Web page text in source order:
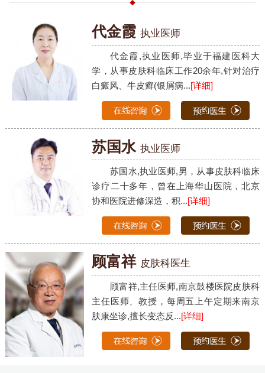
代金霞 执业医师
代金霞,执业医师,毕业于福建医科大
学，从事皮肤科临床工作20余年,针对治疗
白癜风、牛皮癣(银屑病...[详细]
苏国水 执业医师
苏国水,执业医师,男，从事皮肤科临床
诊疗二十多年，曾在上海华山医院，北京
协和医院进修深造，积...[详细]
顾富祥 皮肤科医生
顾富祥,主任医师,南京鼓楼医院皮肤科
主任医师、教授，每周五上午定期来南京
肤康坐诊,擅长变态反...[详细]